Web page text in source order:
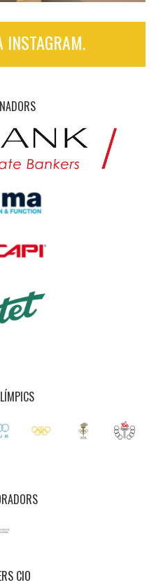
INSTAGRAM.
CIO